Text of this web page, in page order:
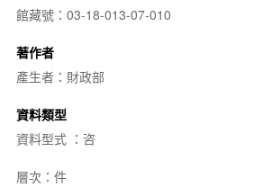
館藏號：03-18-013-07-010
著作者
產生者：財政部
資料類型
資料型式 ：咨
層次：件